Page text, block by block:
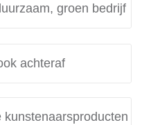
groen bedrijf
achteraf
kunstenaarsproducten